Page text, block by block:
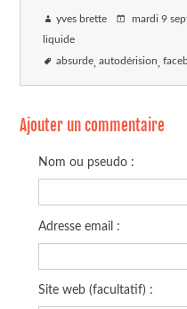
yves brette mardi 9
liquide
absurde autodérision
Ajouter un commentaire
Nom ou pseudo :
Adresse email :
Site web (facultatif) :